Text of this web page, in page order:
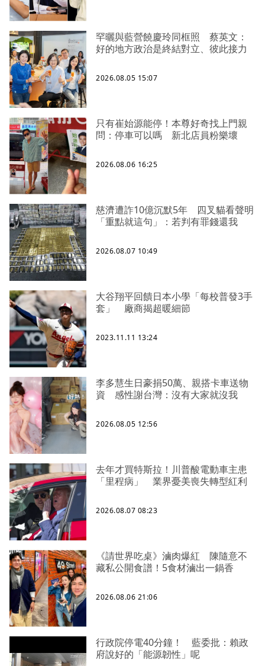
罕曬與藍營饒慶玲同框照 蔡英文：
好的地方政治是終結對立、彼此接力
2026.08.05 15:07
只有崔始源能停！本尊好奇找上門親
問：停車可以嗎 新北店員粉樂壞
2026.08.06 16:25
慈濟遭詐10億沉默5年 四叉貓看聲明
「重點就這句」：若判有罪錢還我
2026.08.07 10:49
大谷翔平回饋日本小學「每校普發3手
套」 廠商揭超暖細節
2023.11.11 13:24
李多慧生日豪捐50萬、親搭卡車送物
資 感性謝台灣：沒有大家就沒我
2026.08.05 12:56
去年才買特斯拉！川普酸電動車主患
「里程病」 業界憂美喪失轉型紅利
2026.08.07 08:23
《請世界吃桌》滷肉爆紅 陳隨意不
藏私公開食譜！5食材滷出一鍋香
2026.08.06 21:06
行政院停電40分鐘！ 藍委批：賴政
府說好的「能源韌性」呢